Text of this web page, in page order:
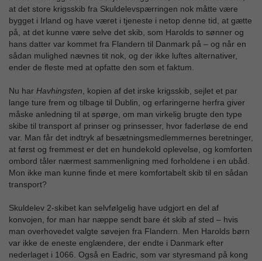
at det store krigsskib fra Skuldelevspærringen nok måtte være
bygget i Irland og have været i tjeneste i netop denne tid, at gætte
på, at det kunne være selve det skib, som Harolds to sønner og
hans datter var kommet fra Flandern til Danmark på – og når en
sådan mulighed nævnes tit nok, og der ikke luftes alternativer,
ender de fleste med at opfatte den som et faktum.
Nu har Havhingsten , kopien af det irske krigsskib, sejlet et par
lange ture frem og tilbage til Dublin, og erfaringerne herfra giver
måske anledning til at spørge, om man virkelig brugte den type
skibe til transport af prinser og prinsesser, hvor faderløse de end
var. Man får det indtryk af besætningsmedlemmernes beretninger,
at først og fremmest er det en hundekold oplevelse, og komforten
ombord tåler nærmest sammenligning med forholdene i en ubåd.
Mon ikke man kunne finde et mere komfortabelt skib til en sådan
transport?
Skuldelev 2-skibet kan selvfølgelig have udgjort en del af
konvojen, for man har næppe sendt bare ét skib af sted – hvis
man overhovedet valgte søvejen fra Flandern. Men Harolds børn
var ikke de eneste englændere, der endte i Danmark efter
nederlaget i 1066. Også en Eadric, som var styresmand på kong